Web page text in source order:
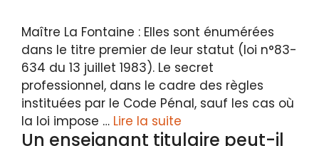
Maître La Fontaine : Elles sont énumérées
dans le titre premier de leur statut (loi n°83-
634 du 13 juillet 1983). Le secret
professionnel, dans le cadre des règles
instituées par le Code Pénal, sauf les cas où
la loi impose … Lire la suite
Un enseignant titulaire peut-il